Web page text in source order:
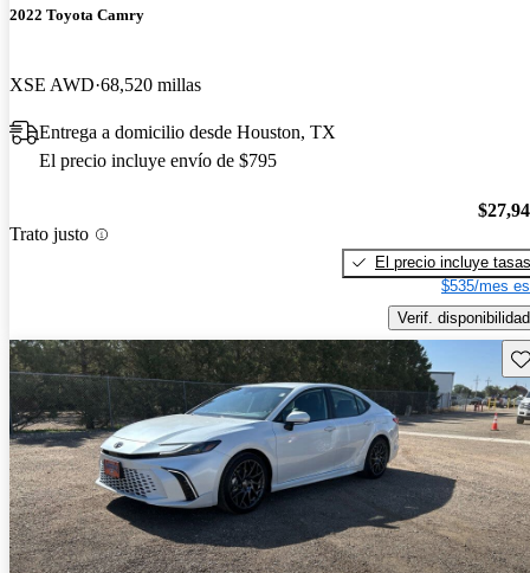
2022 Toyota Camry
XSE AWD 68,520 millas
Entrega a domicilio desde Houston, TX
El precio incluye envío de $795
Trato justo
El precio incluye tasas
$535/mes
Verif. disponibilidad